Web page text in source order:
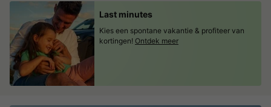
Last minutes
Kies een spontane vakantie & profiteer van
kortingen! Ontdek meer